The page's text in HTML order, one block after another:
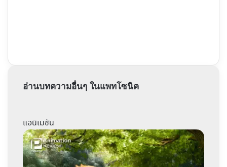
อ่านบทความอื่นๆ ในแพทโซนิค
แอนิเมชัน